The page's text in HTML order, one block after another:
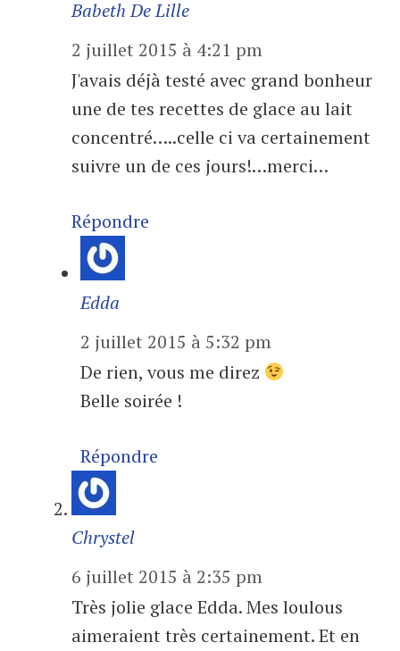
Babeth De Lille
2 juillet 2015 à 4:21 pm
J'avais déjà testé avec grand bonheur
une de tes recettes de glace au lait
concentré…..celle ci va certainement
suivre un de ces jours!…merci…
Répondre
Edda
2 juillet 2015 à 5:32 pm
De rien, vous me direz
Belle soirée !
Répondre
Chrystel
6 juillet 2015 à 2:35 pm
Très jolie glace Edda. Mes loulous
aimeraient très certainement. Et en